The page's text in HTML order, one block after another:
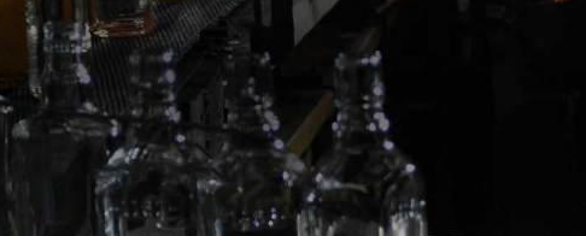
Bouteilles en verre de spiritueux 50ml
100ml Bouteilles en verre de spiritueux
200ml Bouteilles en verre de spiritueux
250ml Bouteilles en verre de spiritueux
375ml Bouteilles en verre de spiritueux